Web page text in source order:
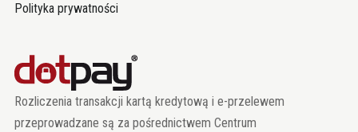
Polityka prywatności
Rozliczenia transakcji kartą kredytową i e-przelewem
przeprowadzane są za pośrednictwem Centrum